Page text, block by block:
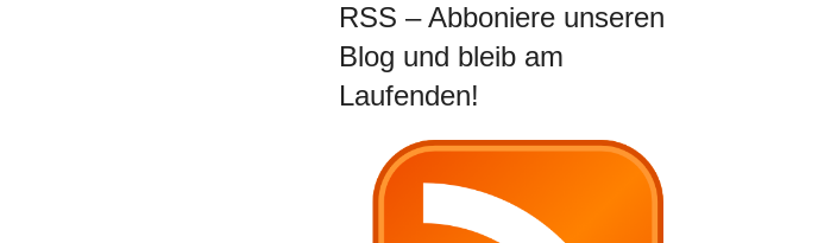
RSS – Abboniere unseren
Blog und bleib am
Laufenden!